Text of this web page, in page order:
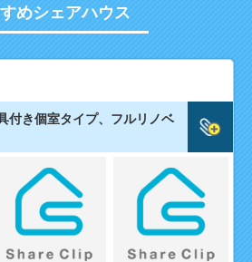
めシェアハウス
付き個室タイプ、フルリノベ